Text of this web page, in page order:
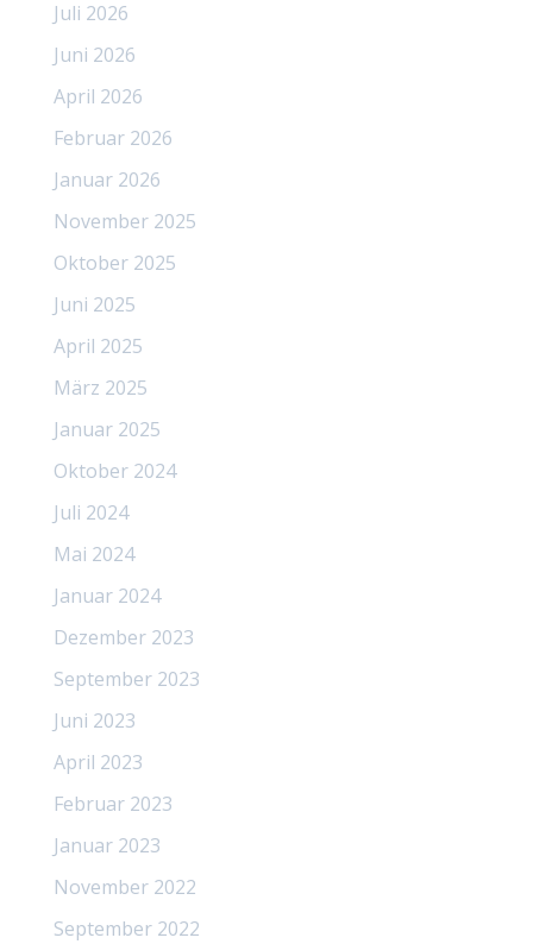
Juli 2026
Juni 2026
April 2026
Februar 2026
Januar 2026
November 2025
Oktober 2025
Juni 2025
April 2025
März 2025
Januar 2025
Oktober 2024
Juli 2024
Mai 2024
Januar 2024
Dezember 2023
September 2023
Juni 2023
April 2023
Februar 2023
Januar 2023
November 2022
September 2022